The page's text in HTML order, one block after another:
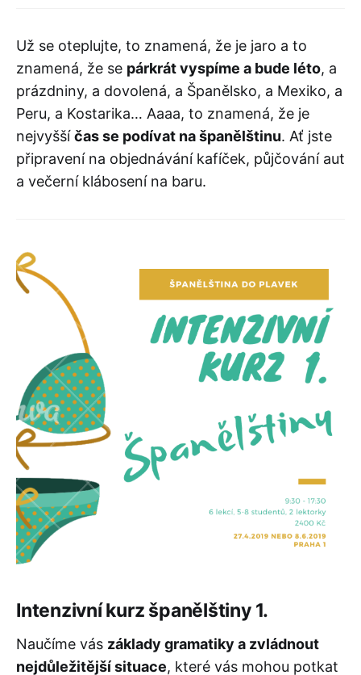
Už se oteplujte, to znamená, že je jaro a to
znamená, že se párkrát vyspíme a bude léto, a
prázdniny, a dovolená, a Španělsko, a Mexiko, a
Peru, a Kostarika… Aaaa, to znamená, že je
nejvyššíčas se podívat na španělštinu. Ať jste
připravení na objednávání kafíček, půjčování aut
a večerní klábosení na baru.
Intenzivní kurz španělštiny 1.
Naučíme vás základy gramatiky a zvládnout
nejdůležitější situace, které vás mohou potkat